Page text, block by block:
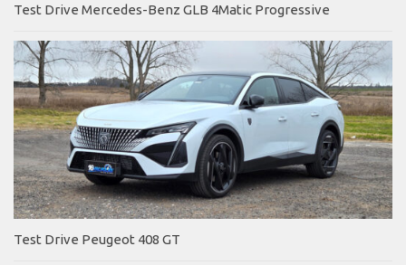
Test Drive Mercedes-Benz GLB 4Matic Progressive
Test Drive Peugeot 408 GT